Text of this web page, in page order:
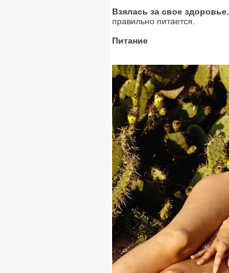
Взялась за свое здоровье.
правильно питается.
Питание